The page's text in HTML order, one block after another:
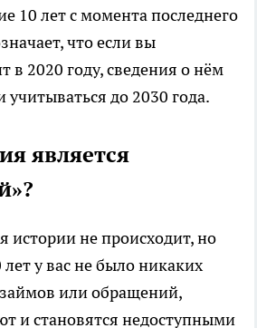
10 лет с момента последнего
что если вы
в 2020 году, сведения о нём
учитываться до 2030 года.
является
истории не происходит, но
лет у вас не было никаких
или обращений,
и становятся недоступными